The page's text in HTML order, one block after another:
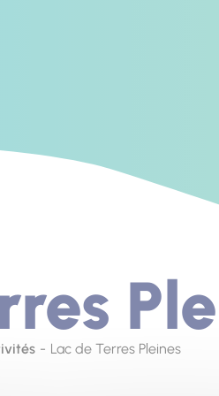
Lac de Terres Pleines